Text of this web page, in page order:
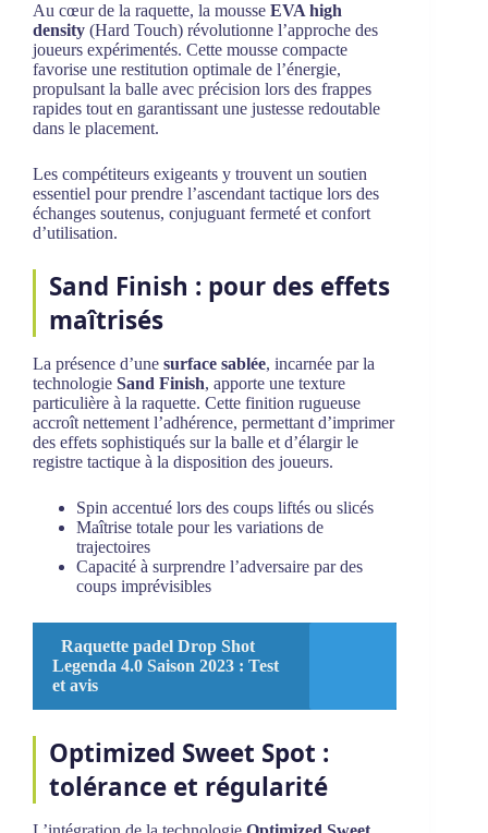
Au cœur de la raquette, la mousse EVA high
density (Hard Touch) révolutionne l’approche des
joueurs expérimentés. Cette mousse compacte
favorise une restitution optimale de l’énergie,
propulsant la balle avec précision lors des frappes
rapides tout en garantissant une justesse redoutable
dans le placement.
Les compétiteurs exigeants y trouvent un soutien
essentiel pour prendre l’ascendant tactique lors des
échanges soutenus, conjuguant fermeté et confort
d’utilisation.
Sand Finish : pour des effets
maîtrisés
La présence d’une surface sablée, incarnée par la
technologie Sand Finish, apporte une texture
particulière à la raquette. Cette finition rugueuse
accroît nettement l’adhérence, permettant d’imprimer
des effets sophistiqués sur la balle et d’élargir le
registre tactique à la disposition des joueurs.
Spin accentué lors des coups liftés ou slicés
Maîtrise totale pour les variations de
trajectoires
Capacité à surprendre l’adversaire par des
coups imprévisibles
Raquette padel Drop Shot
Legenda 4.0 Saison 2023 : Test
et avis
Optimized Sweet Spot :
tolérance et régularité